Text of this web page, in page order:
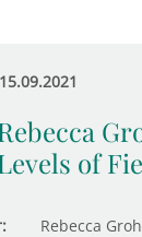
15.09.2021
of
Rebecca